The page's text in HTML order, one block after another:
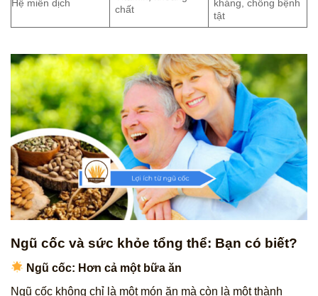
Hệ miễn dịch
chất
kháng, chống bệnh
tật
Ngũ cốc và sức khỏe tổng thể: Bạn có biết?
Ngũ cốc: Hơn cả một bữa ăn
Ngũ cốc không chỉ là một món ăn mà còn là một thành